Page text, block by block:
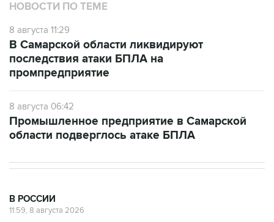
НОВОСТИ ПО ТЕМЕ
8 августа 11:29
В Самарской области ликвидируют
последствия атаки БПЛА на
промпредприятие
8 августа 06:42
Промышленное предприятие в Самарской
области подверглось атаке БПЛА
В РОССИИ
11:59, 8 августа 2026